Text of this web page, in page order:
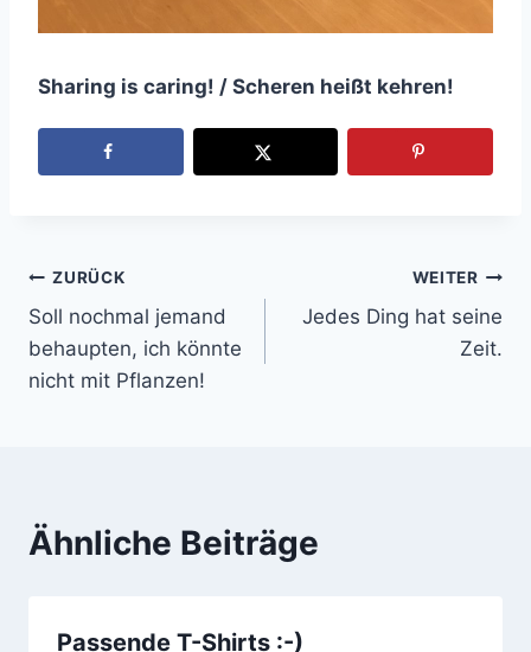
Sharing is caring! / Scheren heißt kehren!
Beitragsnavigation
ZURÜCK
Soll nochmal jemand
behaupten, ich könnte
nicht mit Pflanzen!
WEITER
Jedes Ding hat seine
Zeit.
Ähnliche Beiträge
Passende T-Shirts :-)